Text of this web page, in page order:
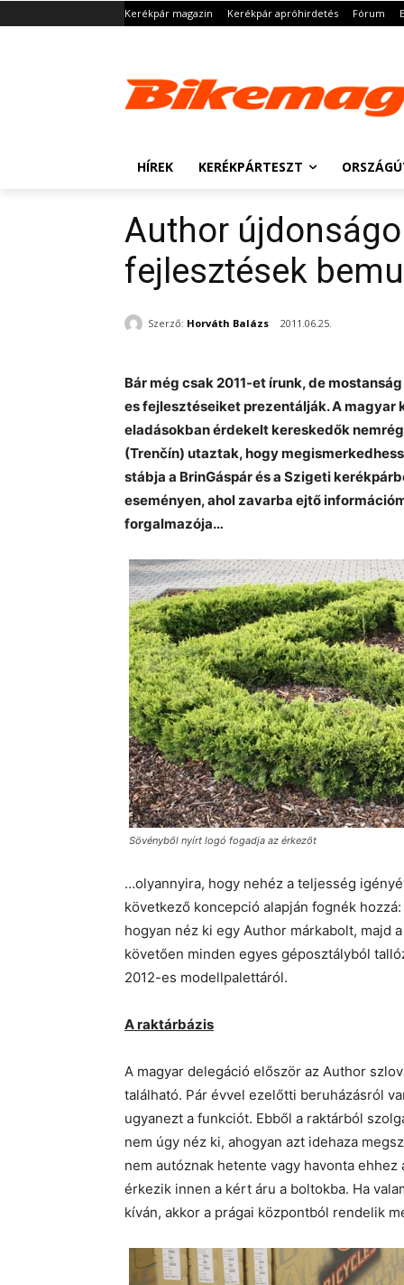
Kerékpár magazin Kerékpár apróhirdetés Fórum
HÍREK KERÉKPÁRTESZT
Author
fejlesztések
Szerző: Horváth Balázs 2011.06.25.
Bár még csak 2011-et írunk, de
es fejlesztéseiket prezentálják. A magyar
eladásokban érdekelt kereskedők
(Trenčín) utaztak, hogy
stábja a BrinGáspár és a Szigeti
eseményen, ahol zavarba ejtő
forgalmazója…
Sövényből nyírt logó fogadja az érkezőt
…olyannyira, hogy nehéz a teljesség
következő koncepció alapján fognék
hogyan néz ki egy Author márkabolt, majd
követően minden egyes géposztályból
2012-es modellpalettáról.
A raktárbázis
A magyar delegáció először az Author
található. Pár évvel ezelőtti beruházásról
ugyanezt a funkciót. Ebből a raktárból
nem úgy néz ki, ahogyan azt idehaza
nem autóznak hetente vagy havonta
érkezik innen a kért áru a boltokba. Ha
kíván, akkor a prágai központból rendelik